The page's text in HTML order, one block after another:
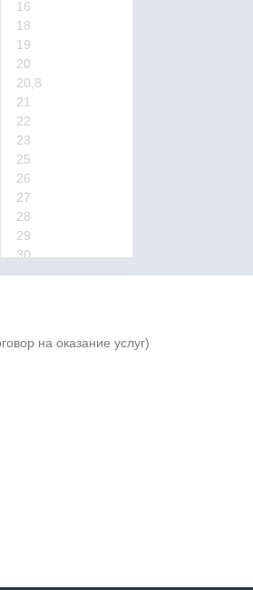
16
18
19
20
20,8
21
22
23
25
26
27
28
29
30
32
40на оказание услуг)